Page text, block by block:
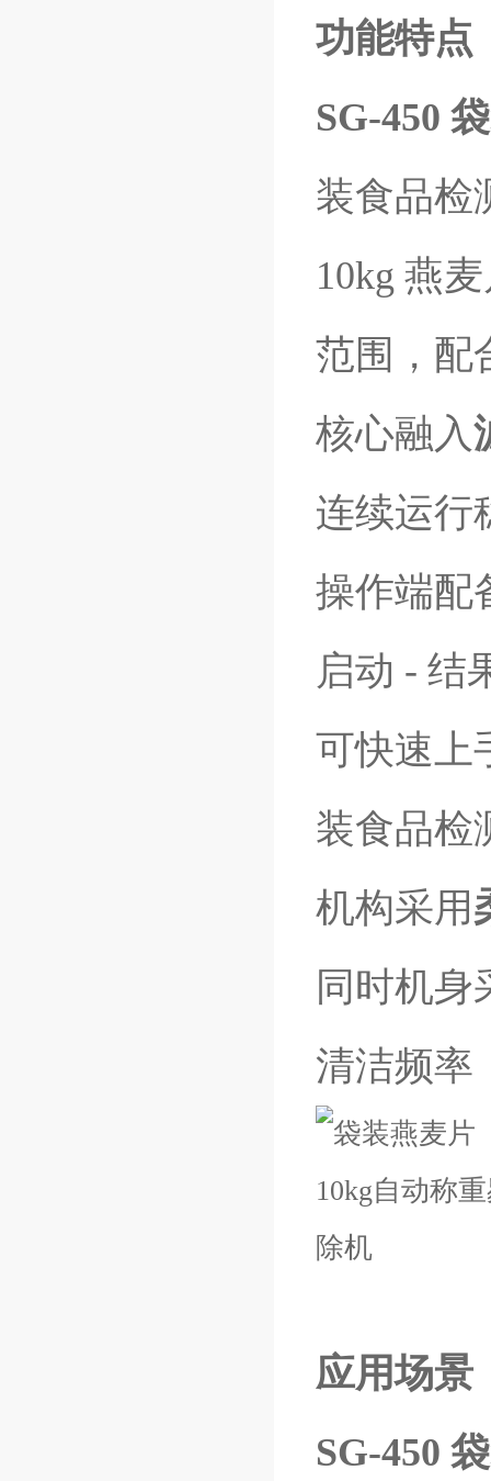
功能特点
SG-450
装食品检
10kg 燕
范围，配
核心融入
连续运行
操作端配
启动 - 结
可快速上
装食品检
机构采用
同时机身
清洁频率
应用场景
SG-450